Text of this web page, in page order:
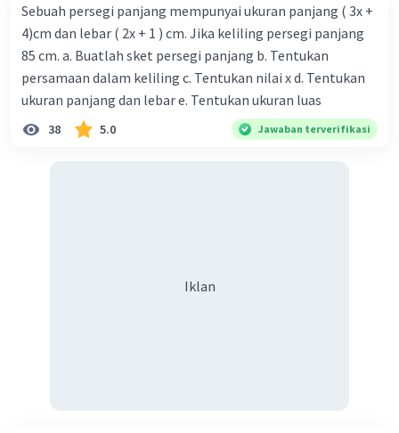
Sebuah persegi panjang mempunyai ukuran panjang ( 3x +
4)cm dan lebar ( 2x + 1 ) cm. Jika keliling persegi panjang
85 cm. a. Buatlah sket persegi panjang b. Tentukan
persamaan dalam keliling c. Tentukan nilai x d. Tentukan
ukuran panjang dan lebar e. Tentukan ukuran luas
38 5.0 Jawaban terverifikasi
Iklan